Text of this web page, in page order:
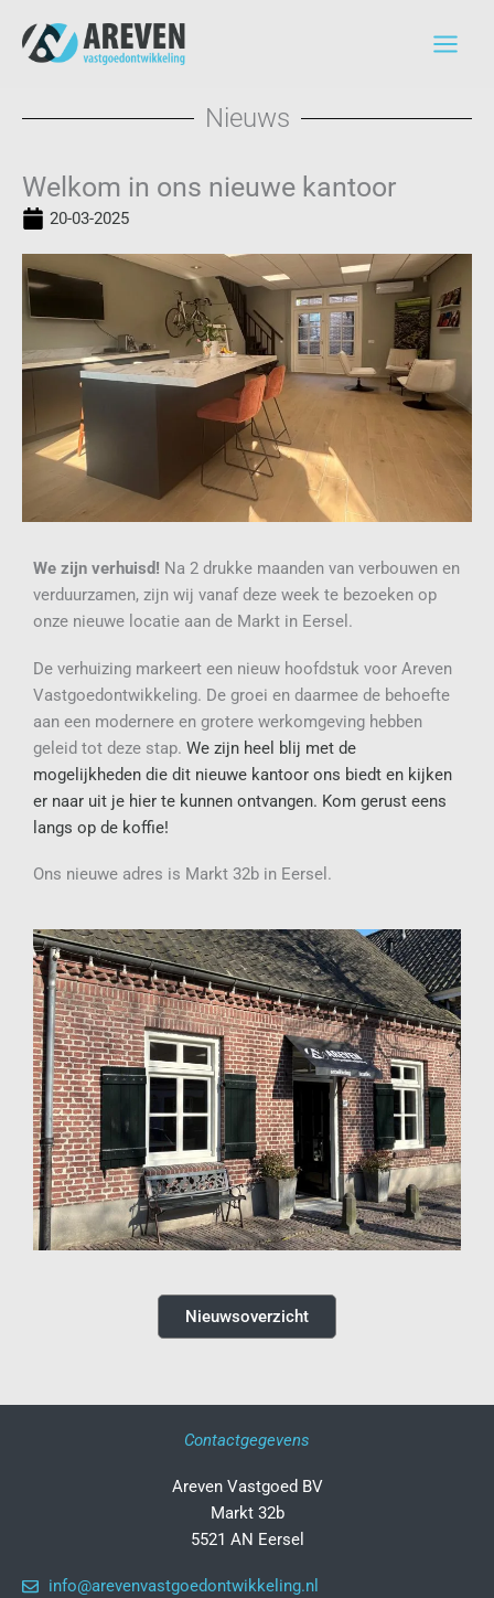
naar
Nieuws
Welkom in ons nieuwe kantoor
20-03-2025
We zijn verhuisd! Na 2 drukke maanden van verbouwen en
verduurzamen, zijn wij vanaf deze week te bezoeken op
onze nieuwe locatie aan de Markt in Eersel.
De verhuizing markeert een nieuw hoofdstuk voor Areven
Vastgoedontwikkeling. De groei en daarmee de behoefte
aan een modernere en grotere werkomgeving hebben
geleid tot deze stap. We zijn heel blij met de
mogelijkheden die dit nieuwe kantoor ons biedt en kijken
er naar uit je hier te kunnen ontvangen. Kom gerust eens
langs op de koffie!
Ons nieuwe adres is Markt 32b in Eersel.
Nieuwsoverzicht
Contactgegevens
Areven Vastgoed BV
Markt 32b
5521 AN Eersel
info@arevenvastgoedontwikkeling.nl